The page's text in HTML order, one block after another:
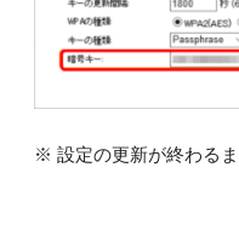
※ 設定の更新が終わるま